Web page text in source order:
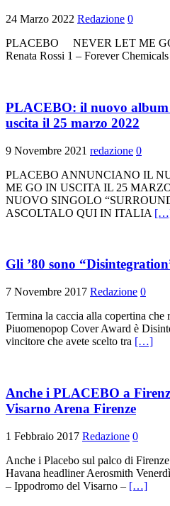
24 Marzo 2022 Redazione 0
PLACEBO NEVER LET ME
Renata Rossi 1 – Forever
PLACEBO: il nuovo album
uscita il 25 marzo 2022
9 Novembre 2021 redazione 0
PLACEBO ANNUNCIANO IL
ME GO IN USCITA IL 25
NUOVO SINGOLO
ASCOLTALO QUI IN ITALIA
Gli ’80 sono
7 Novembre 2017 Redazione 0
Termina la caccia alla copertina che
Piuomenopop Cover Award è
vincitore che avete scelto tra […]
Anche i PLACEBO a
Visarno Arena Firenze
1 Febbraio 2017 Redazione 0
Anche i Placebo sul palco di
Havana headliner Aerosmith
– Ippodromo del Visarno – […]